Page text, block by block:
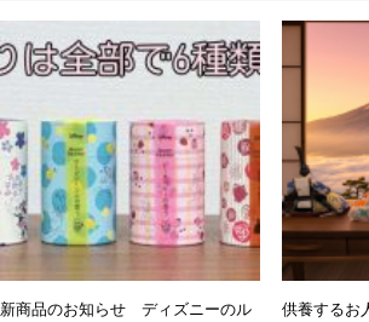
新商品のお知らせ ディズニーのル
供養するお